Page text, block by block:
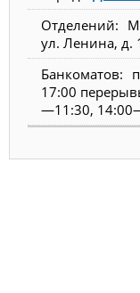
ул. Ленина, д.
17:00
—11:30,